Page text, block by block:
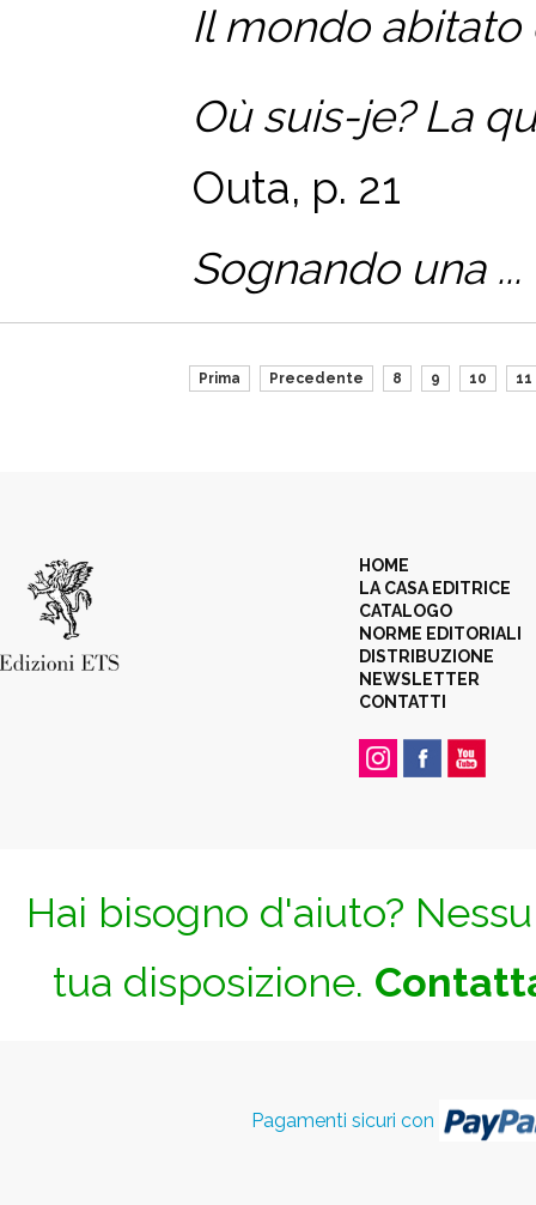
Il mondo abitato
Où suis-je?La
Outa, p. 21
Sognando una ...
Prima Precedente 8 9 10 11
HOME
LA CASA EDITRICE
CATALOGO
NORME EDITORIALI
DISTRIBUZIONE
NEWSLETTER
CONTATTI
Hai bisogno d'aiuto?
tua disposizione.
Pagamenti sicuri con